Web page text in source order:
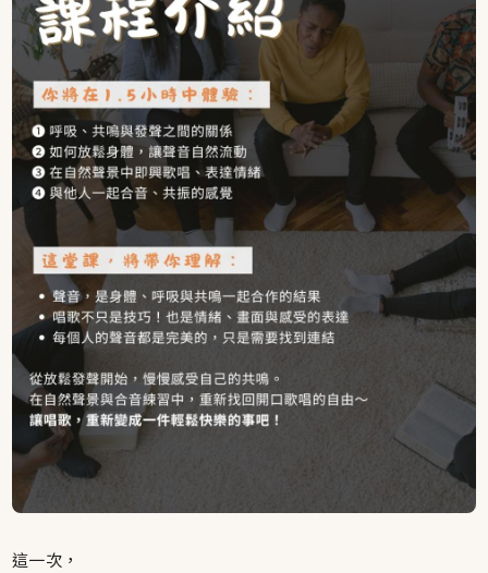
這一次，